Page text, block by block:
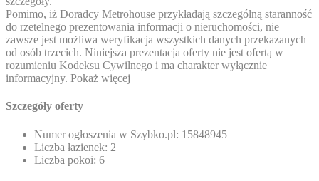
Pomimo, iż Doradcy Metrohouse przykładają szczególną staranność
do rzetelnego prezentowania informacji o nieruchomości, nie
zawsze jest możliwa weryfikacja wszystkich danych przekazanych
od osób trzecich. Niniejsza prezentacja oferty nie jest ofertą w
rozumieniu Kodeksu Cywilnego i ma charakter wyłącznie
informacyjny. Pokaż więcej
Szczegóły oferty
Numer ogłoszenia w Szybko.pl: 15848945
Liczba łazienek: 2
Liczba pokoi: 6